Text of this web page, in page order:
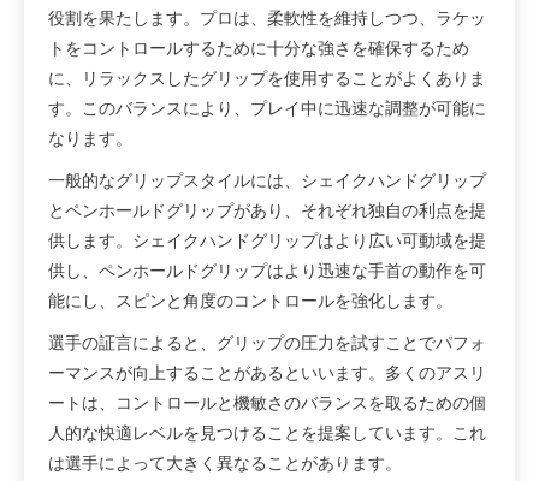
役割を果たします。プロは、柔軟性を維持しつつ、ラケッ
トをコントロールするために十分な強さを確保するため
に、リラックスしたグリップを使用することがよくありま
す。このバランスにより、プレイ中に迅速な調整が可能に
なります。
一般的なグリップスタイルには、シェイクハンドグリップ
とペンホールドグリップがあり、それぞれ独自の利点を提
供します。シェイクハンドグリップはより広い可動域を提
供し、ペンホールドグリップはより迅速な手首の動作を可
能にし、スピンと角度のコントロールを強化します。
選手の証言によると、グリップの圧力を試すことでパフォ
ーマンスが向上することがあるといいます。多くのアスリ
ートは、コントロールと機敏さのバランスを取るための個
人的な快適レベルを見つけることを提案しています。これ
は選手によって大きく異なることがあります。